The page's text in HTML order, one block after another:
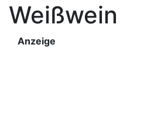
Weißwein
Anzeige